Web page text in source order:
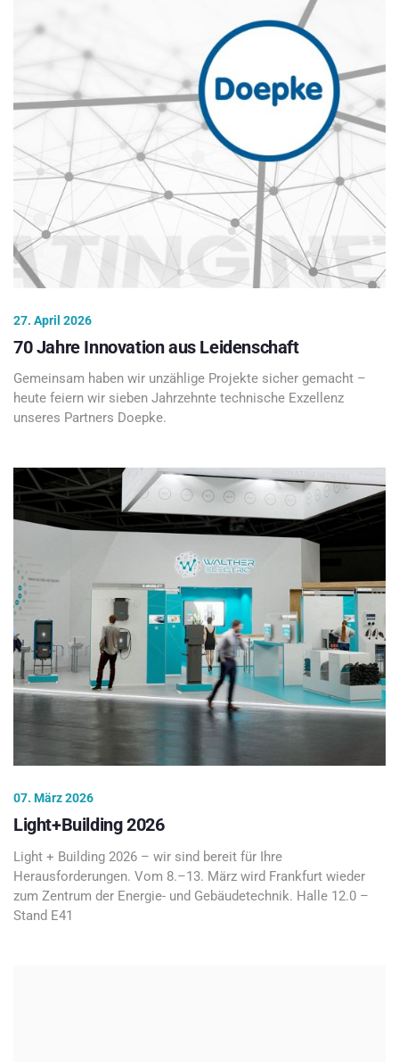
27. April 2026
70 Jahre Innovation aus Leidenschaft
Gemeinsam haben wir unzählige Projekte sicher gemacht –
heute feiern wir sieben Jahrzehnte technische Exzellenz
unseres Partners Doepke.
07. März 2026
Light+Building 2026
Light + Building 2026 – wir sind bereit für Ihre
Herausforderungen. Vom 8.–13. März wird Frankfurt wieder
zum Zentrum der Energie- und Gebäudetechnik. Halle 12.0 –
Stand E41